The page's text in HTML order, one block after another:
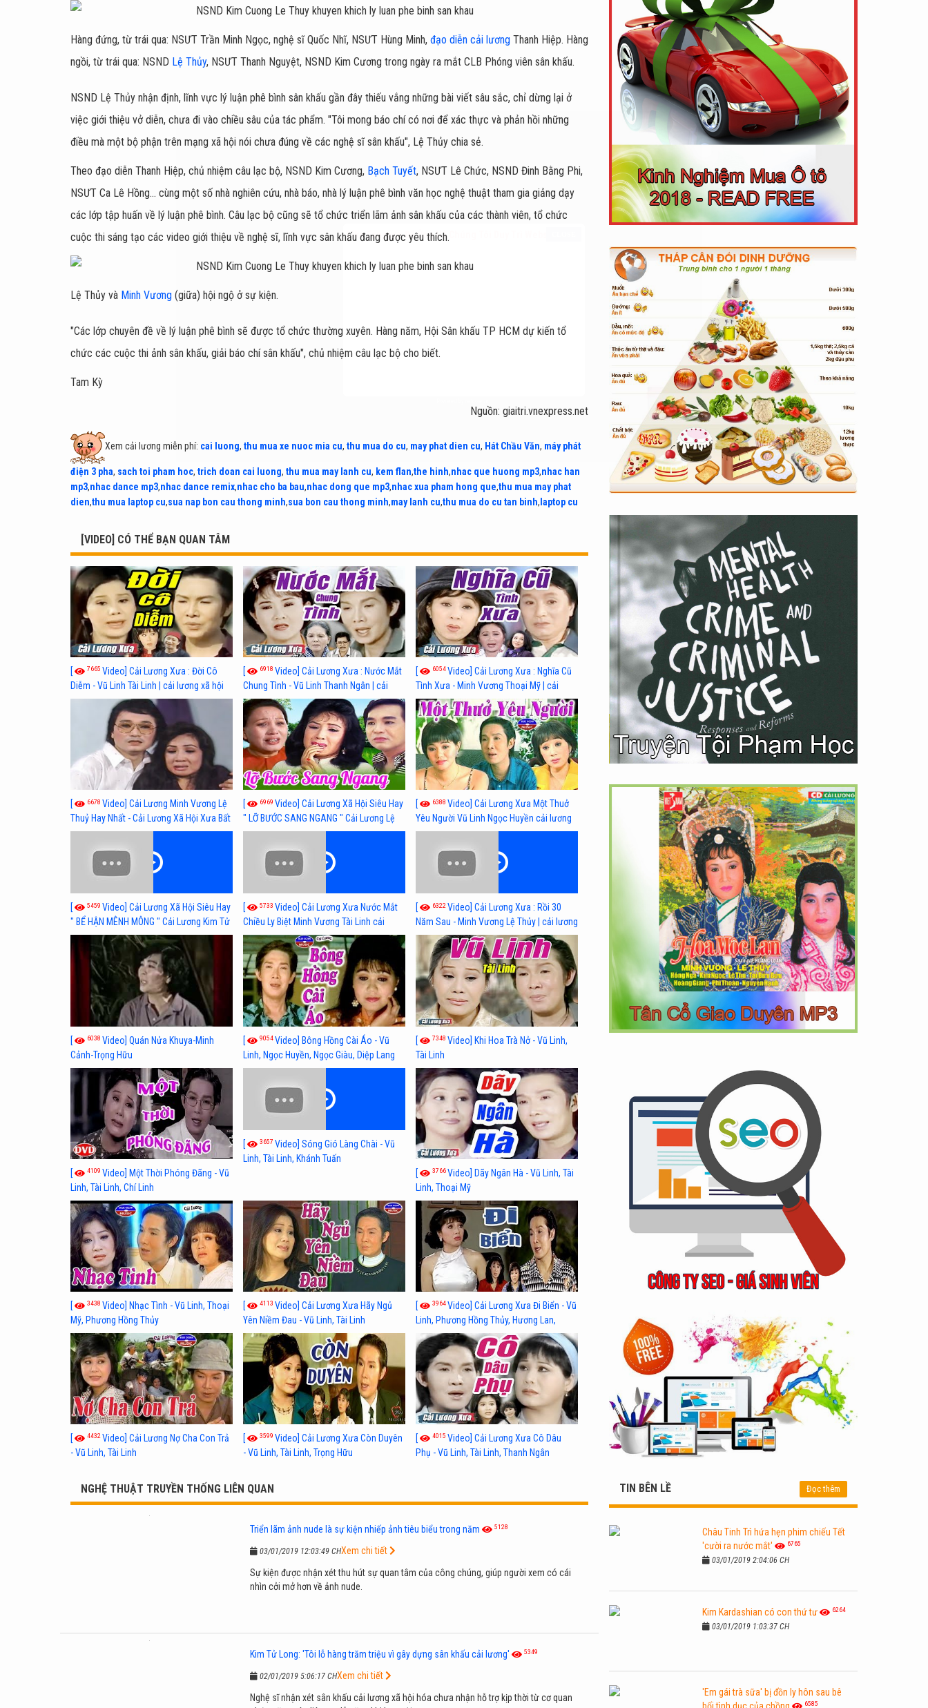
Hàng đứng, từ trái qua: NSƯT Trần Minh Ngọc, nghệ sĩ Quốc Nhĩ, NSƯT Hùng Minh, đạo diễn cải lương Thanh Hiệp. Hàng
ngồi, từ trái qua: NSND Lệ Thủy, NSƯT Thanh Nguyệt, NSND Kim Cương trong ngày ra mắt CLB Phóng viên sân khấu.
NSND Lệ Thủy nhận định, lĩnh vực lý luận phê bình sân khấu gần đây thiếu vắng những bài viết sâu sắc, chỉ dừng lại ở
việc giới thiệu vở diễn, chưa đi vào chiều sâu của tác phẩm. "Tôi mong báo chí có nơi để xác thực và phản hồi những
điều mà một bộ phận trên mạng xã hội nói chưa đúng về các nghệ sĩ sân khấu", Lệ Thủy chia sẻ.
Theo đạo diễn Thanh Hiệp, chủ nhiệm câu lạc bộ, NSND Kim Cương, Bạch Tuyết, NSƯT Lê Chức, NSND Đinh Bằng Phi,
NSƯT Ca Lê Hồng... cùng một số nhà nghiên cứu, nhà báo, nhà lý luận phê bình văn học nghệ thuật tham gia giảng dạy
các lớp tập huấn về lý luận phê bình. Câu lạc bộ cũng sẽ tổ chức triển lãm ảnh sân khấu của các thành viên, tổ chức
cuộc thi sáng tạo các video giới thiệu về nghệ sĩ, lĩnh vực sân khấu đang được yêu thích.
Lệ Thủy và Minh Vương (giữa) hội ngộ ở sự kiện.
"Các lớp chuyên đề về lý luận phê bình sẽ được tổ chức thường xuyên. Hàng năm, Hội Sân khấu TP HCM dự kiến tổ
chức các cuộc thi ảnh sân khấu, giải báo chí sân khấu", chủ nhiệm câu lạc bộ cho biết.
Tam Kỳ
Nguồn: giaitri.vnexpress.net
Xem cải lương miễn phí: cai luong, thu mua xe nuoc mia cu, thu mua do cu, may phat dien cu, Hát Chầu Văn, máy phát
điện 3 pha, sach toi pham hoc, trich doan cai luong, thu mua may lanh cu, kem flan,the hinh,nhac que huong mp3,nhac han
mp3,nhac dance mp3,nhac dance remix,nhac cho ba bau,nhac dong que mp3,nhac xua pham hong que,thu mua may phat
dien,thu mua laptop cu,sua nap bon cau thong minh,sua bon cau thong minh,may lanh cu,thu mua do cu tan binh, laptop cu
[VIDEO] CÓ THỂ BẠN QUAN TÂM
[ 7665 Video] Cải Lương Xưa : Đời Cô
Diễm - Vũ Linh Tài Linh | cải lương xã hội
hay nhất
[ 6918 Video] Cải Lương Xưa : Nước Mắt
Chung Tình - Vũ Linh Thanh Ngân | cải
lương xã hội hay nhất
[ 6054Video] Cải Lương Xưa : Nghĩa Cũ
Tình Xưa - Minh Vương Thoại Mỹ | cải
lương xã hội hay nhất
[ 6678 Video] Cải Lương Minh Vương Lệ
Thuỷ Hay Nhất - Cải Lương Xã Hội Xưa Bất
Hủ
[ 6969 Video] Cải Lương Xã Hội Siêu Hay
" LỠ BƯỚC SANG NGANG " Cải Lương Lệ
Thuỷ, Thanh Tuấn, Hồng Nga
[ 6388 Video] Cải Lương Xưa Một Thuở
Yêu Người Vũ Linh Ngọc Huyền cải lương
xã hội hay nhất
[ 5459 Video] Cải Lương Xã Hội Siêu Hay
" BỂ HẬN MÊNH MÔNG " Cải Lương Kim Tử
Long, Thanh Ngân Hay Nhất
[ 5733 Video] Cải Lương Xưa Nước Mắt
Chiều Ly Biệt Minh Vương Tài Linh cải
lương xã hội hay nhất
[ 6322 Video] Cải Lương Xưa : Rồi 30
Năm Sau - Minh Vương Lệ Thủy | cải lương
xã hội hay nhất
[ 6038 Video] Quán Nửa Khuya-Minh
Cảnh-Trọng Hữu
[ 9054Video] Bông Hồng Cài Áo - Vũ
Linh, Ngọc Huyền, Ngọc Giàu, Diệp Lang
[ 7348 Video] Khi Hoa Trà Nở - Vũ Linh,
Tài Linh
[ 4109 Video] Một Thời Phóng Đãng - Vũ
Linh, Tài Linh, Chí Linh
[ 3657 Video] Sóng Gió Làng Chài - Vũ
Linh, Tài Linh, Khánh Tuấn
[
3766Video] Dãy Ngân Hà - Vũ Linh, Tài
Linh, Thoại Mỹ
[ 3438 Video] Nhạc Tình - Vũ Linh, Thoại
Mỹ, Phương Hồng Thủy
[ 4113 Video] Cải Lương Xưa Hãy Ngủ
Yên Niềm Đau - Vũ Linh, Tài Linh
[ 3964Video] Cải Lương Xưa Đi Biển - Vũ
Linh, Phương Hồng Thủy, Hương Lan,
Thanh Hằng
[ 4432Video] Cải Lương Nợ Cha Con Trả
- Vũ Linh, Tài Linh
[ 3599 Video] Cải Lương Xưa Còn Duyên
- Vũ Linh, Tài Linh, Trọng Hữu
[ 4015 Video] Cải Lương Xưa Cô Dâu
Phụ - Vũ Linh, Tài Linh, Thanh Ngân
NGHỆ THUẬT TRUYỀN THỐNG LIÊN QUAN
Triển lãm ảnh nude là sự kiện nhiếp ảnh tiêu biểu trong năm 5128
03/01/2019 12:03:49 CH
Sự kiện được nhận xét thu hút sự quan tâm của công chúng, giúp người xem có cái
nhìn cởi mở hơn về ảnh nude.
Xem chi tiết
Kim Tử Long: 'Tôi lỗ hàng trăm triệu vì gây dựng sân khấu cải lương' 5349
02/01/2019 5:06:17 CH
Nghệ sĩ nhận xét sân khấu cải lương xã hội hóa chưa nhận hỗ trợ kịp thời từ cơ quan
Xem chi tiết
TIN BÊN LỀ Đọc thêm
Châu Tinh Trì hứa hẹn phim chiếu Tết
'cười ra nước mắt'
6765
03/01/2019 2:04:06 CH
Kim Kardashian có con thứ tư 6264
03/01/2019 1:03:37 CH
'Em gái trà sữa' bị đồn ly hôn sau bê
6585
Like Fanpage Để Ủng Hộ Chúng Tôi Duy Trì Website